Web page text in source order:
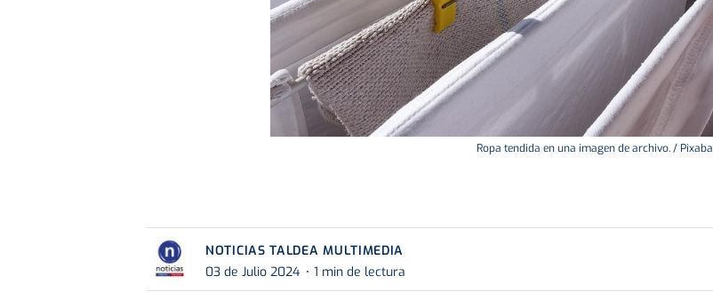
Ropa tendida en una imagen de archivo. /
NOTICIAS TALDEA MULTIMEDIA
03 de Julio 2024
1 min de lectura